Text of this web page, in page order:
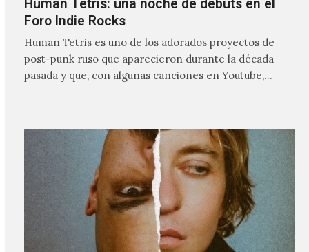
Human Tetris: una noche de debuts en el
Foro Indie Rocks
Human Tetris es uno de los adorados proyectos de
post-punk ruso que aparecieron durante la década
pasada y que, con algunas canciones en Youtube,